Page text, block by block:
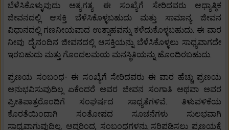
ಬೆಳೆಸಿಕೊಳ್ಳುವುದು ಅತ್ಯಗತ್ಯ. ಈ ಸಂಖ್ಯೆಗೆ ಸೇರಿದವರು ಆಧ್ಯಾತ್ಮಿಕ
ಜೀವನದಲ್ಲಿ ಆಸಕ್ತಿ ಬೆಳೆಸಿಕೊಳ್ಳಬಹುದು ಮತ್ತು ಸಾಮಾನ್ಯ ಜೀವನ
ವಿಧಾನದಲ್ಲಿ ಗಣನೀಯವಾದ ಉತ್ಸಾಹವನ್ನು ಕಳೆದುಕೊಳ್ಳಬಹುದು. ಈ ವಾರ
ನೀವು ದೈನಂದಿನ ಜೀವನದಲ್ಲಿ ಆಸಕ್ತಿಯನ್ನು ಬೆಳೆಸಿಕೊಳ್ಳಲು ಸಾಧ್ಯವಾಗದೇ
ಇರಬಹುದು ಮತ್ತು ಗೊಂದಲಮಯ ಮನಸ್ಥಿತಿಯನ್ನು ಹೊಂದಿರಬಹುದು.
ಪ್ರಣಯ ಸಂಬಂಧ- ಈ ಸಂಖ್ಯೆಗೆ ಸೇರಿದವರು ಈ ವಾರ ಹೆಚ್ಚು ಪ್ರಣಯ
ಅನುಭವಿಸುವುದಿಲ್ಲ ಏಕೆಂದರೆ ಅವರ ಜೀವನ ಸಂಗಾತಿ ಅಥವಾ ಅವರ
ಪ್ರೀತಿಪಾತ್ರರೊಂದಿಗೆ ಸಂಘರ್ಷದ ಸಾಧ್ಯತೆಗಳಿವೆ. ತಿಳುವಳಿಕೆಯ
ಕೊರತೆಯಿಂದಾಗಿ ಸಂತೋಷದ ಸೂಚನೆಗಳು ಸುಲಭವಾಗಿ
ಸಾಧ್ಯವಾಗುವುದಿಲ್ಲ. ಆದ್ದರಿಂದ, ಸಂಬಂಧಗಳನ್ನು ಸರಿಪಡಿಸಲು ಪ್ರಣಯಕ್ಕೆ